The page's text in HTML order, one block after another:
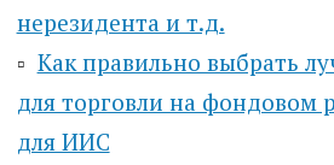
нерезидента и т.д.
▫️ Как правильно выбрать
для торговли на фондовом
для ИИС